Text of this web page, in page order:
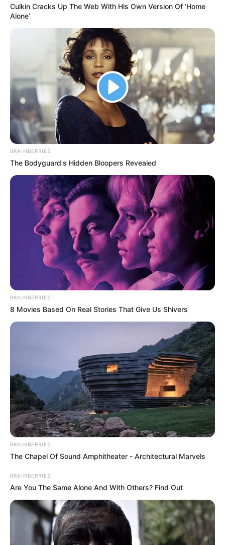
Culkin Cracks Up The Web With His Own Version Of ‘Home
Alone’
BRAINBERRIES
The Bodyguard's Hidden Bloopers Revealed
BRAINBERRIES
8 Movies Based On Real Stories That Give Us Shivers
BRAINBERRIES
The Chapel Of Sound Amphitheater - Architectural Marvels
BRAINBERRIES
Are You The Same Alone And With Others? Find Out